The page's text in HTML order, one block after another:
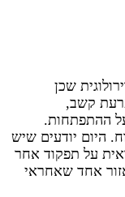
שכן
קשב,
ההתפתחות.
היום יודעים שיש
על תפקוד אחר
אחד שאחראי